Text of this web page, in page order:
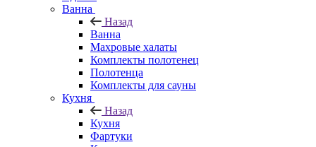
Ванна
Назад
Ванна
Махровые халаты
Комплекты полотенец
Полотенца
Комплекты для сауны
Кухня
Назад
Кухня
Фартуки